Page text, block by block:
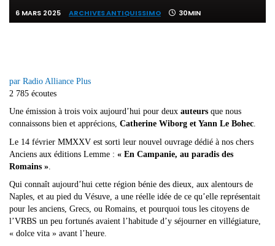
6 MARS 2025 ARCHIVES ANTIQUISSIMO 30MIN
par Radio Alliance Plus
2 785 écoutes
Une émission à trois voix aujourd’hui pour deux auteurs que nous
connaissons bien et apprécions, Catherine Wiborg et Yann Le Bohec.
Le 14 février MMXXV est sorti leur nouvel ouvrage dédié à nos chers
Anciens aux éditions Lemme : « En Campanie, au paradis des
Romains »
Qui connaît aujourd’hui cette région bénie des dieux, aux alentours de
Naples, et au pied du Vésuve, a une réelle idée de ce qu’elle représentait
pour les anciens, Grecs, ou Romains, et pourquoi tous les citoyens de
l’VRBS un peu fortunés avaient l’habitude d’y séjourner en villégiature,
« dolce vita » avant l’heure.